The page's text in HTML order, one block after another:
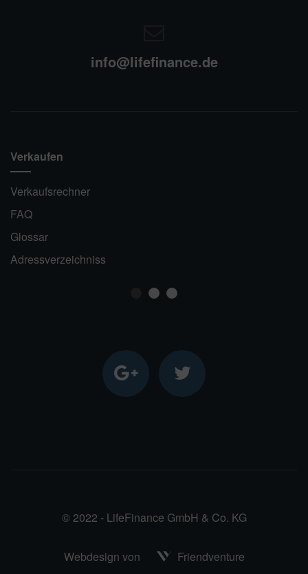
info@lifefinance.de
Verkaufen
Verkaufsrechner
FAQ
Glossar
Adressverzeichniss
1 2
© 2022 - LifeFinance GmbH & Co. KG
Webdesign von Friendventure